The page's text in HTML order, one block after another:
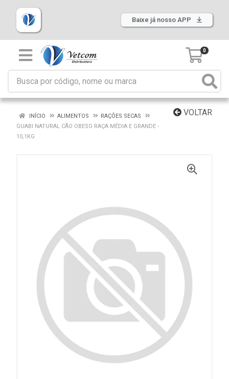
Baixe já nosso APP
0
VOLTAR
INÍCIO ALIMENTOS
RAÇÕES SECAS
GUABI NATURAL CÃO OBESO RAÇA MÉDIA E GRANDE -
10,1KG